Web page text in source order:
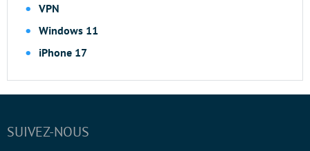
VPN
Windows 11
iPhone 17
SUIVEZ-NOUS